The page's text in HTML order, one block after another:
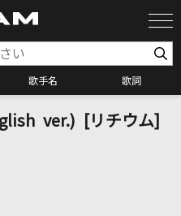
歌手名 歌詞
検索ver.) [リチウム]